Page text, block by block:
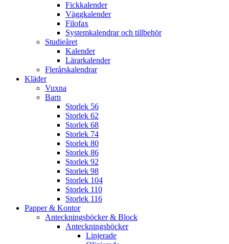
Fickkalender
Väggkalender
Filofax
Systemkalendrar och tillbehör
Studieåret
Kalender
Lärarkalender
Flerårskalendrar
Kläder
Vuxna
Barn
Storlek 56
Storlek 62
Storlek 68
Storlek 74
Storlek 80
Storlek 86
Storlek 92
Storlek 98
Storlek 104
Storlek 110
Storlek 116
Papper & Kontor
Anteckningsböcker & Block
Anteckningsböcker
Linjerade